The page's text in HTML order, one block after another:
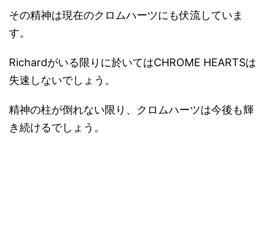
その精神は現在のクロムハーツにも伏流していま
す。
Richardがいる限りに於いてはCHROME HEARTSは
失速しないでしょう。
精神の柱が倒れない限り、クロムハーツは今後も輝
き続けるでしょう。